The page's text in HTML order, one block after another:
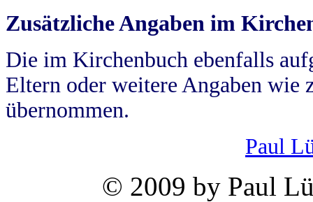
Zusätzliche Angaben im
Die im Kirchenbuch ebenfalls
Eltern oder weitere Angaben wie
übernommen.
Paul
© 2009 by Paul